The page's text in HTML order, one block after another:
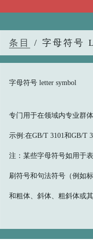
条目 / 字母符号
字母符号 letter symbol
专门用于在领域内专业群
示例:在GB/T 3101和GB/T
注：某些字母符号如用于
刷符号和句法符号（例如
和粗体、斜体、粗斜体或